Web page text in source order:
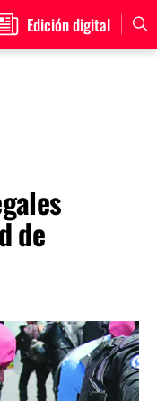
Edición digital
de